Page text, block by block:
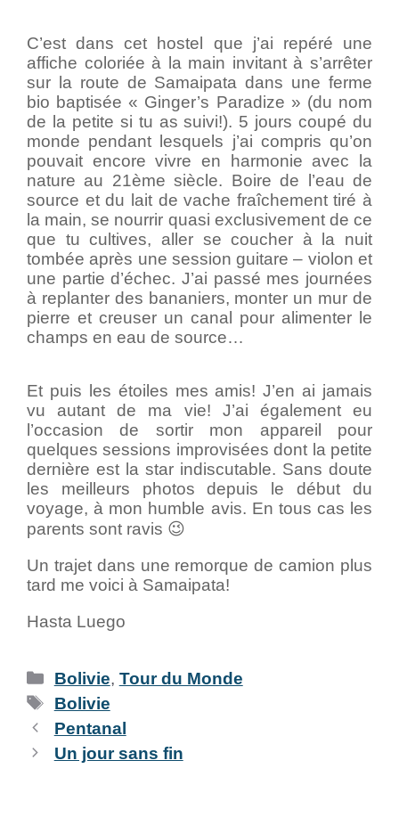
C’est dans cet hostel que j’ai repéré une
affiche coloriée à la main invitant à s’arrêter
sur la route de Samaipata dans une ferme
bio baptisée « Ginger’s Paradize » (du nom
de la petite si tu as suivi!). 5 jours coupé du
monde pendant lesquels j’ai compris qu’on
pouvait encore vivre en harmonie avec la
nature au 21ème siècle. Boire de l’eau de
source et du lait de vache fraîchement tiré à
la main, se nourrir quasi exclusivement de ce
que tu cultives, aller se coucher à la nuit
tombée après une session guitare – violon et
une partie d’échec. J’ai passé mes journées
à replanter des bananiers, monter un mur de
pierre et creuser un canal pour alimenter le
champs en eau de source…
Et puis les étoiles mes amis! J’en ai jamais
vu autant de ma vie! J’ai également eu
l’occasion de sortir mon appareil pour
quelques sessions improvisées dont la petite
dernière est la star indiscutable. Sans doute
les meilleurs photos depuis le début du
voyage, à mon humble avis. En tous cas les
parents sont ravis 😉
Un trajet dans une remorque de camion plus
tard me voici à Samaipata!
Hasta Luego
Bolivie, Tour du Monde
Bolivie
Pentanal
Un jour sans fin